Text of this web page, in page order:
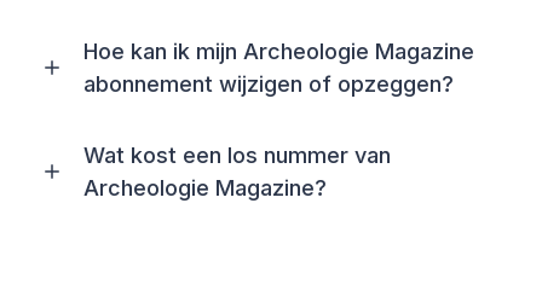
Hoe kan ik mijn Archeologie Magazine
abonnement wijzigen of opzeggen?
Wat kost een los nummer van
Archeologie Magazine?